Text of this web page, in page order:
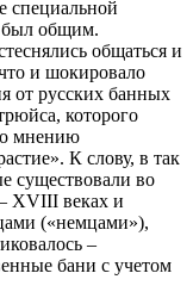
специальной
был общим.
общаться и
и шокировало
от русских банных
которого
мнению
К слову, в так
существовали во
XVIII веках и
(«немцами»),
–
бани с учетом